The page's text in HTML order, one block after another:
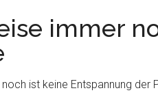
immer
ist keine Entspannung der